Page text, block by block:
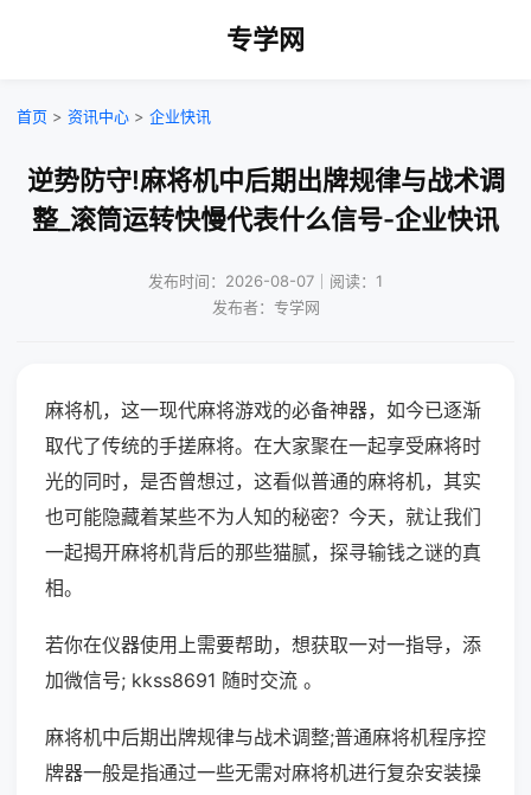
专学网
首页 > 资讯中心 > 企业快讯
逆势防守!麻将机中后期出牌规律与战术调
整_滚筒运转快慢代表什么信号-企业快讯
发布时间：2026-08-07｜阅读：1
发布者：专学网
麻将机，这一现代麻将游戏的必备神器，如今已逐渐
取代了传统的手搓麻将。在大家聚在一起享受麻将时
光的同时，是否曾想过，这看似普通的麻将机，其实
也可能隐藏着某些不为人知的秘密？今天，就让我们
一起揭开麻将机背后的那些猫腻，探寻输钱之谜的真
相。
若你在仪器使用上需要帮助，想获取一对一指导，添
加微信号; kkss8691 随时交流 。
麻将机中后期出牌规律与战术调整;普通麻将机程序控
牌器一般是指通过一些无需对麻将机进行复杂安装操